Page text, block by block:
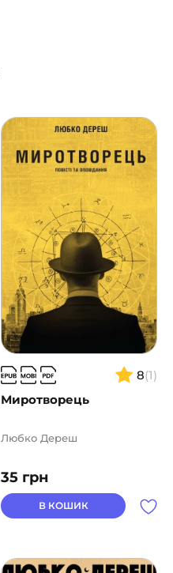
8(1)
Миротворець
35 грн
Любко Дереш
В КОШИК